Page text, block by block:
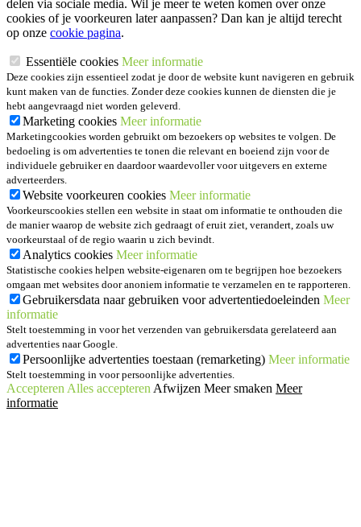
delen via sociale media. Wil je meer te weten komen over onze
cookies of je voorkeuren later aanpassen? Dan kan je altijd terecht
op onze cookie pagina.
Essentiële cookies Meer informatie
Deze cookies zijn essentieel zodat je door de website kunt navigeren en gebruik
kunt maken van de functies. Zonder deze cookies kunnen de diensten die je
hebt aangevraagd niet worden geleverd.
Marketing cookies Meer informatie
Marketingcookies worden gebruikt om bezoekers op websites te volgen. De
bedoeling is om advertenties te tonen die relevant en boeiend zijn voor de
individuele gebruiker en daardoor waardevoller voor uitgevers en externe
adverteerders.
Website voorkeuren cookies Meer informatie
Voorkeurscookies stellen een website in staat om informatie te onthouden die
de manier waarop de website zich gedraagt of eruit ziet, verandert, zoals uw
voorkeurstaal of de regio waarin u zich bevindt.
Analytics cookies Meer informatie
Statistische cookies helpen website-eigenaren om te begrijpen hoe bezoekers
omgaan met websites door anoniem informatie te verzamelen en te rapporteren.
Gebruikersdata naar gebruiken voor advertentiedoeleinden Meer
informatie
Stelt toestemming in voor het verzenden van gebruikersdata gerelateerd aan
advertenties naar Google.
Persoonlijke advertenties toestaan (remarketing) Meer informatie
Stelt toestemming in voor persoonlijke advertenties.
Accepteren Alles accepteren Afwijzen Meer smaken Meer
informatie